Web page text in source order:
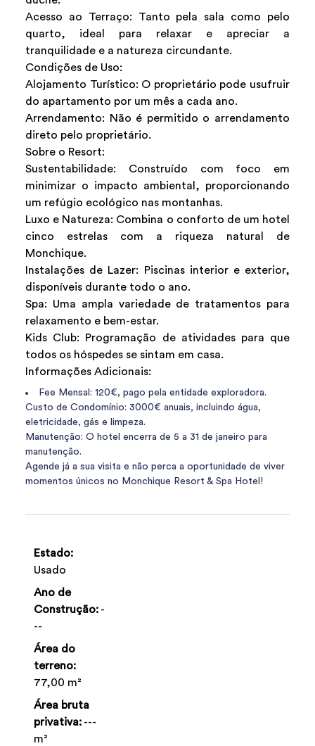
Acesso ao Terraço: Tanto pela sala como pelo
quarto, ideal para relaxar e apreciar a
tranquilidade e a natureza circundante.
Condições de Uso:
Alojamento Turístico: O proprietário pode usufruir
do apartamento por um mês a cada ano.
Arrendamento: Não é permitido o arrendamento
direto pelo proprietário.
Sobre o Resort:
Sustentabilidade: Construído com foco em
minimizar o impacto ambiental, proporcionando
um refúgio ecológico nas montanhas.
Luxo e Natureza: Combina o conforto de um hotel
cinco estrelas com a riqueza natural de
Monchique.
Instalações de Lazer: Piscinas interior e exterior,
disponíveis durante todo o ano.
Spa: Uma ampla variedade de tratamentos para
relaxamento e bem-estar.
Kids Club: Programação de atividades para que
todos os hóspedes se sintam em casa.
Informações Adicionais:
Fee Mensal: 120€, pago pela entidade exploradora.
Custo de Condomínio: 3000€ anuais, incluindo água,
eletricidade, gás e limpeza.
Manutenção: O hotel encerra de 5 a 31 de janeiro para
manutenção.
Agende já a sua visita e não perca a oportunidade de viver
momentos únicos no Monchique Resort & Spa Hotel!
Estado:
Usado
Ano de
Construção: -
--
Área do
terreno:
77,00 m²
Área bruta
privativa: ---
m²